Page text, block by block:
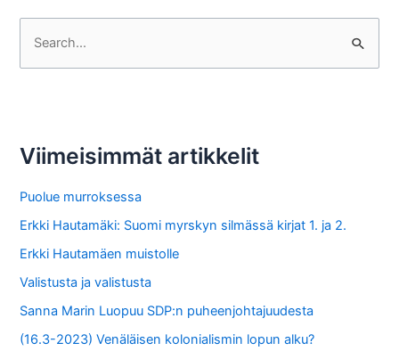
h
:
Viimeisimmät artikkelit
Puolue murroksessa
Erkki Hautamäki: Suomi myrskyn silmässä kirjat 1. ja 2.
Erkki Hautamäen muistolle
Valistusta ja valistusta
Sanna Marin Luopuu SDP:n puheenjohtajuudesta
(16.3-2023) Venäläisen kolonialismin lopun alku?